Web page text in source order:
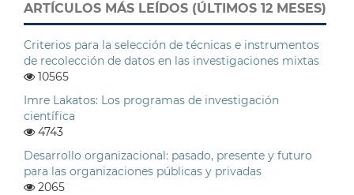
ARTÍCULOS MÁS LEÍDOS (ÚLTIMOS 12 MESES)
Criterios para la selección de técnicas e instrumentos
de recolección de datos en las investigaciones mixtas
10565
Imre Lakatos: Los programas de investigación
científica
4743
Desarrollo organizacional: pasado, presente y futuro
para las organizaciones públicas y privadas
2065